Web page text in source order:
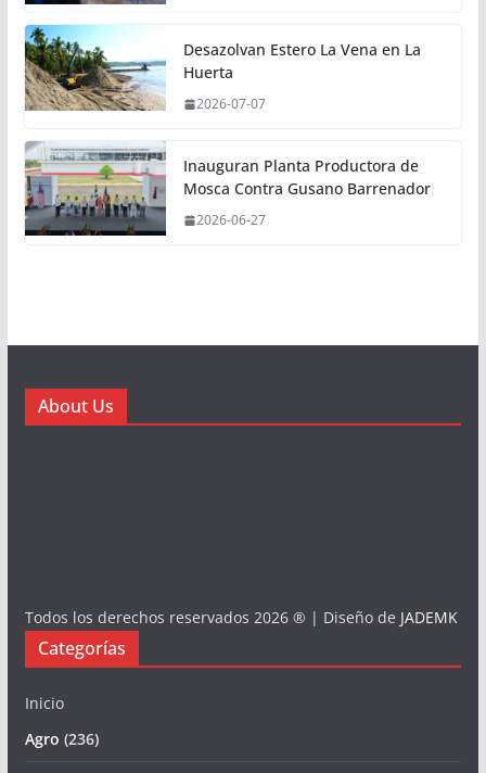
Desazolvan Estero La Vena en La
Huerta
2026-07-07
Inauguran Planta Productora de
Mosca Contra Gusano Barrenador
2026-06-27
About Us
Todos los derechos reservados 2026 ® | Diseño de JADEMK
Categorías
Inicio
Agro (236)